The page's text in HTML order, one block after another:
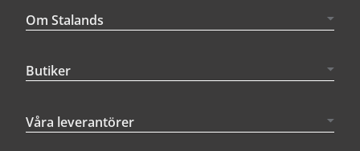
Om Stalands
Butiker
Våra leverantörer